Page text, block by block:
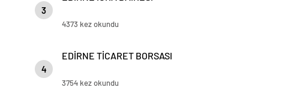
3
4373 kez okundu
4
EDİRNE TİCARET BORSASI
3754 kez okundu